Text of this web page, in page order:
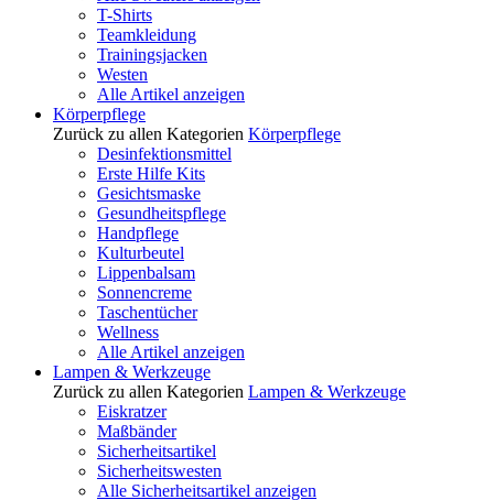
T-Shirts
Teamkleidung
Trainingsjacken
Westen
Alle Artikel anzeigen
Körperpflege
Zurück zu allen Kategorien Körperpflege
Desinfektionsmittel
Erste Hilfe Kits
Gesichtsmaske
Gesundheitspflege
Handpflege
Kulturbeutel
Lippenbalsam
Sonnencreme
Taschentücher
Wellness
Alle Artikel anzeigen
Lampen & Werkzeuge
Zurück zu allen Kategorien Lampen & Werkzeuge
Eiskratzer
Maßbänder
Sicherheitsartikel
Sicherheitswesten
Alle Sicherheitsartikel anzeigen